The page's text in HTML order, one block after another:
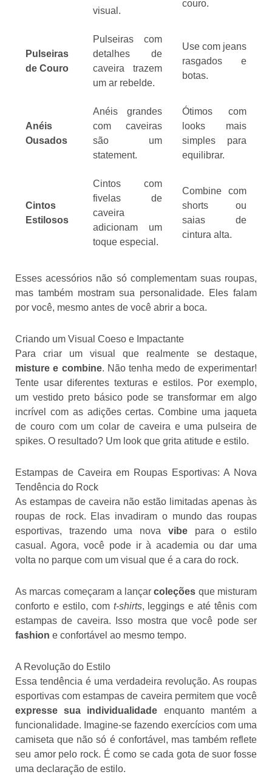
visual.
couro.
Pulseiras
de Couro
Pulseiras com
detalhes de
caveira trazem
um ar rebelde.
Use com jeans
rasgados e
botas.
Anéis
Ousados
Anéis grandes
com caveiras
são um
statement.
Ótimos com
looks mais
simples para
equilibrar.
Cintos
Estilosos
Cintos com
fivelas de
caveira
adicionam um
toque especial.
Combine com
shorts ou
saias de
cintura alta.
Esses acessórios não só complementam suas roupas,
mas também mostram sua personalidade. Eles falam
por você, mesmo antes de você abrir a boca.
Criando um Visual Coeso e Impactante
Para criar um visual que realmente se destaque,
misture e combine. Não tenha medo de experimentar!
Tente usar diferentes texturas e estilos. Por exemplo,
um vestido preto básico pode se transformar em algo
incrível com as adições certas. Combine uma jaqueta
de couro com um colar de caveira e uma pulseira de
spikes. O resultado? Um look que grita atitude e estilo.
Estampas de Caveira em Roupas Esportivas: A Nova
Tendência do Rock
As estampas de caveira não estão limitadas apenas às
roupas de rock. Elas invadiram o mundo das roupas
esportivas, trazendo uma nova vibepara o estilo
casual. Agora, você pode ir à academia ou dar uma
volta no parque com um visual que é a cara do rock.
As marcas começaram a lançarcoleções que misturam
conforto e estilo, com t-shirts, leggings e até tênis com
estampas de caveira. Isso mostra que você pode ser
fashion e confortável ao mesmo tempo.
A Revolução do Estilo
Essa tendência é uma verdadeira revolução. As roupas
esportivas com estampas de caveira permitem que você
expresse sua individualidade enquanto mantém a
funcionalidade. Imagine-se fazendo exercícios com uma
camiseta que não só é confortável, mas também reflete
seu amor pelo rock. É como se cada gota de suor fosse
uma declaração de estilo.